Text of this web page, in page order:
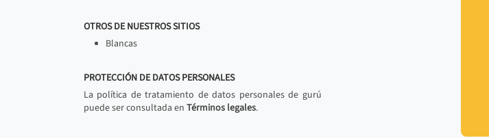
OTROS DE NUESTROS SITIOS
Blancas
PROTECCIÓN DE DATOS PERSONALES
La política de tratamiento de datos personales de gurú
puede ser consultada en Términos legales.